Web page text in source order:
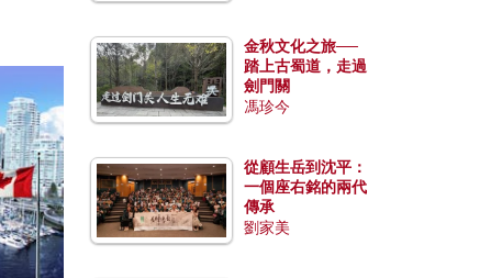
金秋文化之旅──
踏上古蜀道，走過
劍門關
馮珍今
從顧生岳到沈平：
一個座右銘的兩代
傳承
劉家美